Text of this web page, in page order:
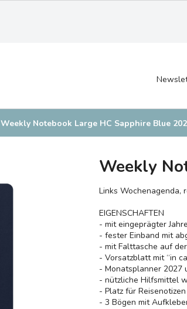
Weekly Notebook Large HC Sapphire Blue
Weekly
Links Wochenagenda,
EIGENSCHAFTEN
- mit eingeprägter
- fester Einband mit
- mit Falttasche auf
- Vorsatzblatt mit ‘‘in
- Monatsplanner 2027
- nützliche Hilfsmittel
- Platz für Reisenotizen
- 3 Bögen mit